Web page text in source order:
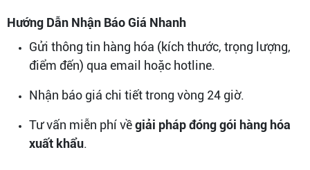
Hướng Dẫn Nhận Báo Giá Nhanh
Gửi thông tin hàng hóa (kích thước, trọng lượng,
điểm đến) qua email hoặc hotline.
Nhận báo giá chi tiết trong vòng 24 giờ.
Tư vấn miễn phí vềgiải pháp đóng gói hàng hóa
xuất khẩu.